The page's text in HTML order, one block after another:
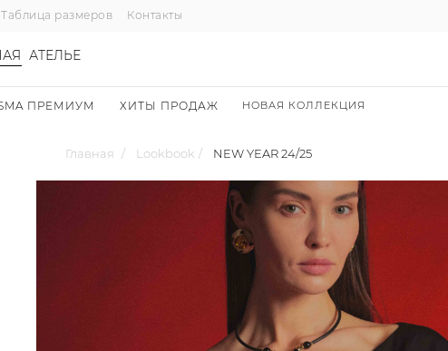
Таблица размеров Контакты
ХИТЫ ПРОДАЖ
АТЕЛЬЕ
НОВАЯ КОЛЛЕКЦИЯ
ПРЕМИУМ
Главная NEW YEAR 24/25
/ Lookbook /